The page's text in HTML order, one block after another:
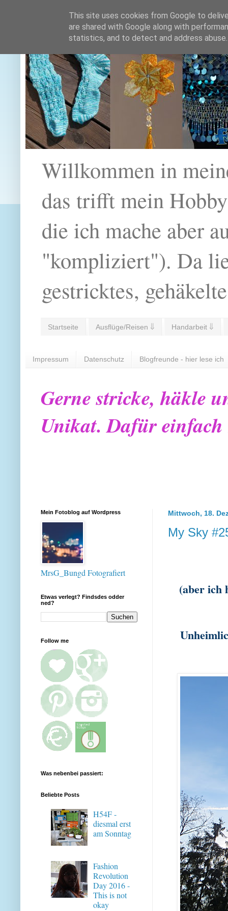
Willkommen in
das trifft mein
die ich mache aber
"kompliziert"). Da
gestricktes,
Startseite Ausflüge/Reisen ⇓ Handarbeit ⇓
Impressum Datenschutz Blogfreunde - hier lese ich
Gerne stricke, häkle
Unikat. Dafür
Mittwoch, 18.
My Sky
(aber ich
Mein Fotoblog auf Wordpress
MrsG_Bungd Fotografiert
Etwas verlegt? Findsdes odder
ned?
Follow me
Was nebenbei passiert:
Beliebte Posts
H54F -
diesmal erst
am Sonntag
Fashion
Revolution
Day 2016 -
This is not
okay
This site uses cookies from Google to
are shared with Google along with
statistics, and to detect and address abuse.